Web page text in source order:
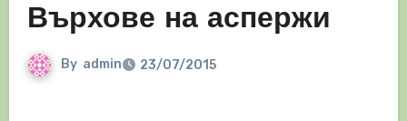
Върхове на аспержи
By admin 23/07/2015